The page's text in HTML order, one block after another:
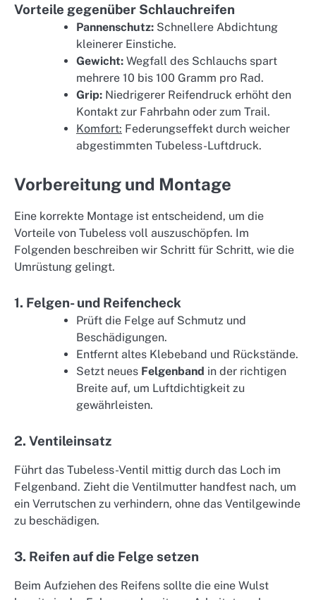
Vorteile gegenüber Schlauchreifen
Pannenschutz: Schnellere Abdichtung
kleinerer Einstiche.
Gewicht: Wegfall des Schlauchs spart
mehrere 10 bis 100 Gramm pro Rad.
Grip: Niedrigerer Reifendruck erhöht den
Kontakt zur Fahrbahn oder zum Trail.
Komfort: Federungseffekt durch weicher
abgestimmten Tubeless-Luftdruck.
Vorbereitung und Montage
Eine korrekte Montage ist entscheidend, um die
Vorteile von Tubeless voll auszuschöpfen. Im
Folgenden beschreiben wir Schritt für Schritt, wie die
Umrüstung gelingt.
1. Felgen- und Reifencheck
Prüft die Felge auf Schmutz und
Beschädigungen.
Entfernt altes Klebeband und Rückstände.
Setzt neues Felgenband in der richtigen
Breite auf, um Luftdichtigkeit zu
gewährleisten.
2. Ventileinsatz
Führt das Tubeless-Ventil mittig durch das Loch im
Felgenband. Zieht die Ventilmutter handfest nach, um
ein Verrutschen zu verhindern, ohne das Ventilgewinde
zu beschädigen.
3. Reifen auf die Felge setzen
Beim Aufziehen des Reifens sollte die eine Wulst